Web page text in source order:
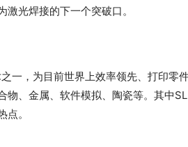
光焊接的下一个突破口。
一，为目前世界上效率领先、打印
物、金属、软件模拟、陶瓷等。其中
。